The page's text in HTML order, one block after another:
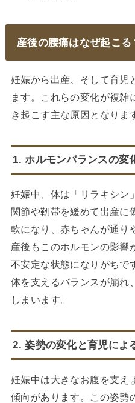
産後の腰痛はなぜ起こる
妊娠から出産、そして育児
ます。これらの変化が複雑
き起こす主な原因となりま
1. ホルモンバランスの変
妊娠中、体は「リラキシン
関節や靭帯を緩めて出産に
軟になり、赤ちゃんが通り
産後もこのホルモンの影響
不安定な状態になりがちで
体を支えるバランスが崩れ
しまいます。
2. 姿勢の変化と育児によ
妊娠中は大きなお腹を支え
傾向があります。この姿勢